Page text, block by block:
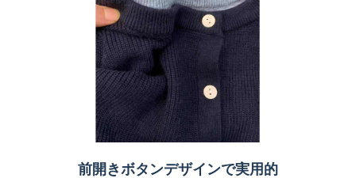
前開きボタンデザインで実用的